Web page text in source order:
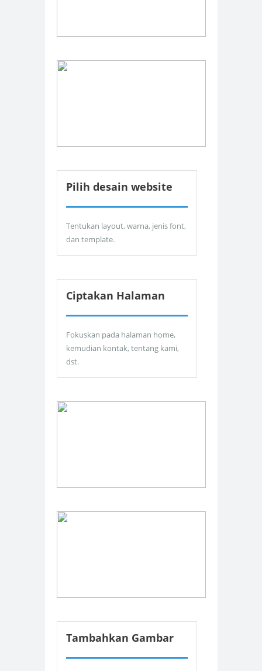
Pilih desain website
Tentukan layout, warna, jenis font,
dan template.
Ciptakan Halaman
Fokuskan pada halaman home,
kemudian kontak, tentang kami,
dst.
Tambahkan Gambar